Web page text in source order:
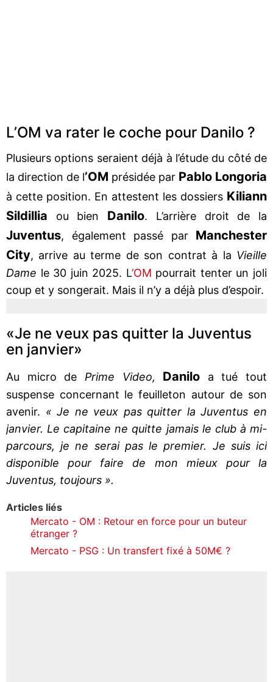
L’OM va rater le coche pour Danilo ?
Plusieurs options seraient déjà à l’étude du côté de
la direction de l’OM présidée par Pablo Longoria
à cette position. En attestent les dossiers Kiliann
Sildillia
ou bien Danilo. L’arrière droit de la
Juventus, également passé par Manchester
City, arrive au terme de son contrat à la Vieille
Dame le 30 juin 2025. L’OM pourrait tenter un joli
coup et y songerait. Mais il n’y a déjà plus d’espoir.
«Je ne veux pas quitter la Juventus
en janvier»
Au micro de Prime Video, Danilo
a tué tout
suspense concernant le feuilleton autour de son
avenir. « Je ne veux pas quitter la Juventus en
janvier. Le capitaine ne quitte jamais le club à mi-
parcours, je ne serai pas le premier. Je suis ici
disponible pour faire de mon mieux pour la
Juventus, toujours ».
Articles liés
Mercato - OM : Retour en force pour un buteur
étranger ?
Mercato - PSG : Un transfert fixé à 50M€ ?